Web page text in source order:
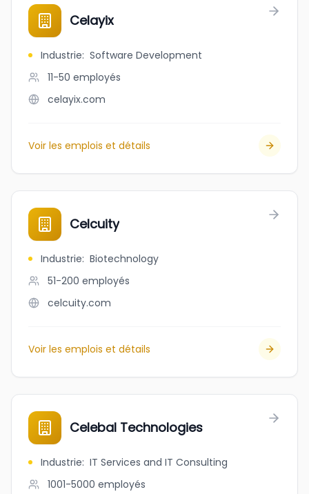
Celayix
Industrie: Software Development
11-50 employés
celayix.com
Voir les emplois et détails
Celcuity
Industrie: Biotechnology
51-200 employés
celcuity.com
Voir les emplois et détails
Celebal Technologies
Industrie: IT Services and IT Consulting
1001-5000 employés